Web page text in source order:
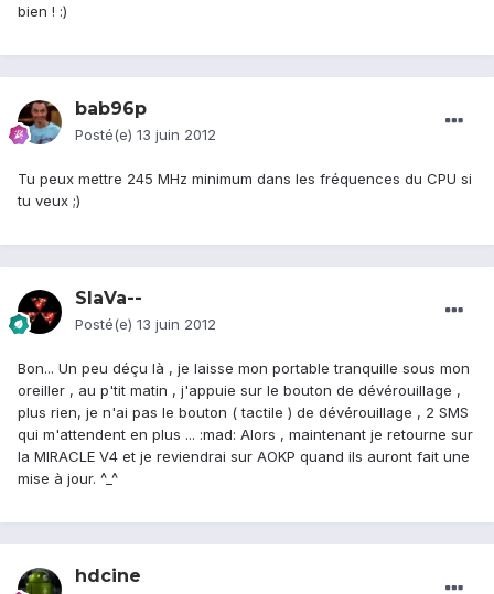
bien ! :)
bab96p
Posté(e) 13 juin 2012
Tu peux mettre 245 MHz minimum dans les fréquences du CPU si
tu veux ;)
SlaVa--
Posté(e) 13 juin 2012
Bon... Un peu déçu là , je laisse mon portable tranquille sous mon
oreiller , au p'tit matin , j'appuie sur le bouton de dévérouillage ,
plus rien, je n'ai pas le bouton ( tactile ) de dévérouillage , 2 SMS
qui m'attendent en plus ... :mad: Alors , maintenant je retourne sur
la MIRACLE V4 et je reviendrai sur AOKP quand ils auront fait une
mise à jour. ^_^
hdcine